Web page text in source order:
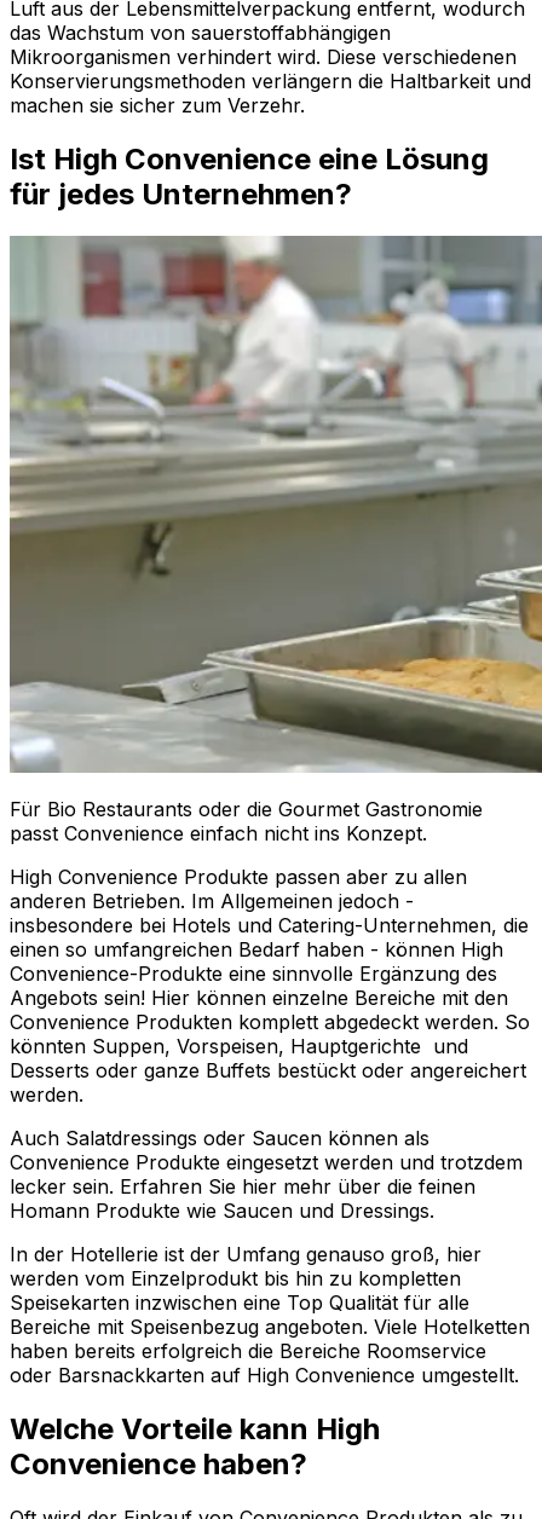
Luft aus der Lebensmittelverpackung entfernt, wodurch
das Wachstum von sauerstoffabhängigen
Mikroorganismen verhindert wird. Diese verschiedenen
Konservierungsmethoden verlängern die Haltbarkeit und
machen sie sicher zum Verzehr.
Ist High Convenience eine Lösung
für jedes Unternehmen?
Für Bio Restaurants oder die Gourmet Gastronomie
passt Convenience einfach nicht ins Konzept.
High Convenience Produkte passen aber zu allen
anderen Betrieben. Im Allgemeinen jedoch -
insbesondere bei Hotels und Catering-Unternehmen, die
einen so umfangreichen Bedarf haben - können High
Convenience-Produkte eine sinnvolle Ergänzung des
Angebots sein! Hier können einzelne Bereiche mit den
Convenience Produkten komplett abgedeckt werden. So
könnten Suppen, Vorspeisen, Hauptgerichte und
Desserts oder ganze Buffets bestückt oder angereichert
werden.
Auch Salatdressings oder Saucen können als
Convenience Produkte eingesetzt werden und trotzdem
lecker sein. Erfahren Sie hier mehr über die feinen
Homann Produkte wie Saucen und Dressings.
In der Hotellerie ist der Umfang genauso groß, hier
werden vom Einzelprodukt bis hin zu kompletten
Speisekarten inzwischen eine Top Qualität für alle
Bereiche mit Speisenbezug angeboten. Viele Hotelketten
haben bereits erfolgreich die Bereiche Roomservice
oder Barsnackkarten auf High Convenience umgestellt.
Welche Vorteile kann High
Convenience haben?